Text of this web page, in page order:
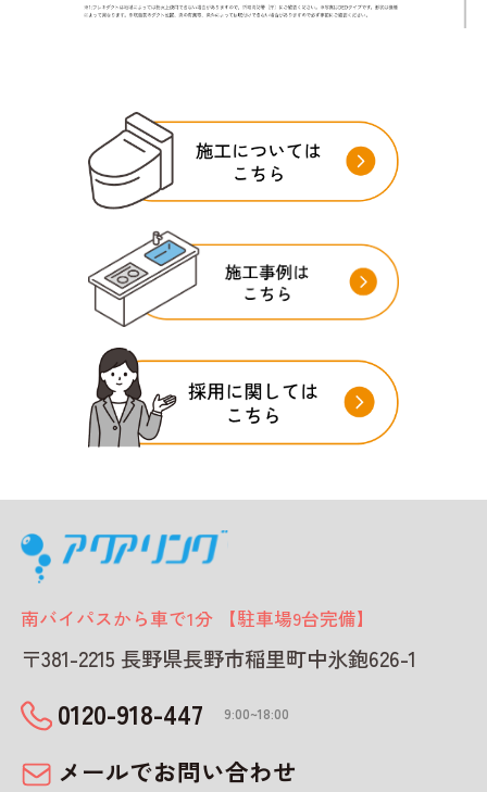
南バイパスから車で1分 【駐車場9台完備】
〒381-2215 長野県長野市稲里町中氷鉋626-1
0120-918-447 9:00~18:00
メールでお問い合わせ